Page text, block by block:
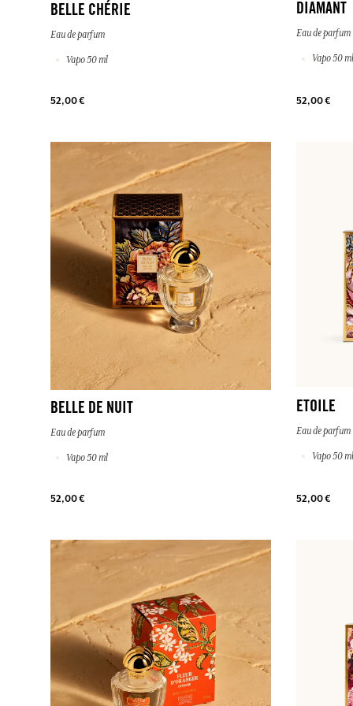
BELLE CHÉRIE
Eau de parfum
Vapo 50 ml
52,00 €
DIAMANT
Eau de parfum
Vapo 50 ml
52,00 €
BELLE DE NUIT
Eau de parfum
Vapo 50 ml
52,00 €
ETOILE
Eau de parfum
Vapo 50 ml
52,00 €